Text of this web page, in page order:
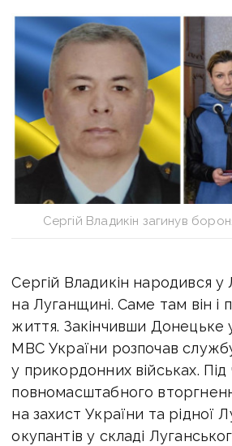
Сергій Владикін загинув
Сергій Владикін народився у
на Луганщині. Саме там він і
життя. Закінчивши Донецьке
МВС України розпочав
у прикордонних військах. Під
повномасштабного
на захист України та рідної
окупантів у складі